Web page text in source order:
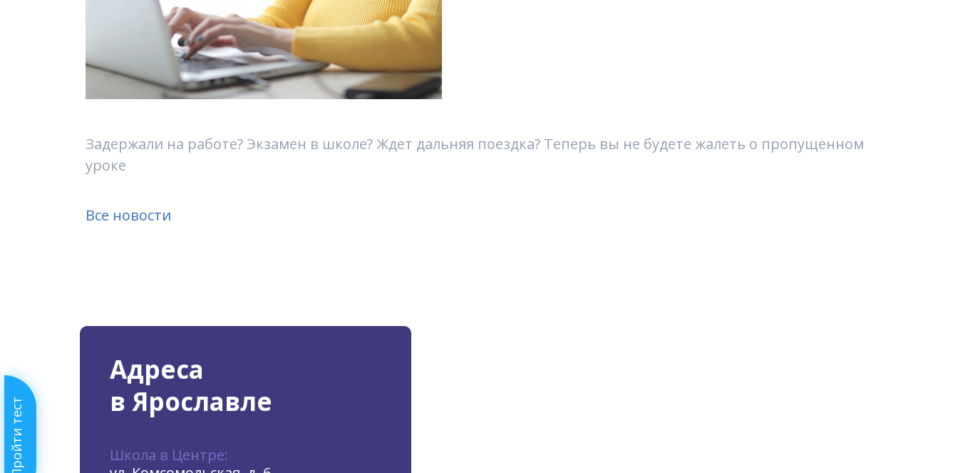
Пройти тест
Задержали на работе? Экзамен в школе? Ждет дальняя поездка? Теперь вы не будете жалеть о пропущенном
уроке
Все новости
Адреса
в Ярославле
Школа в Центре: